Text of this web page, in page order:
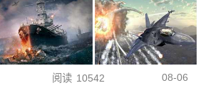
阅读 10542 08-06